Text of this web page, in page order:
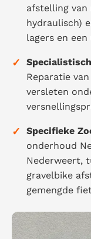
afstelling van
hydraulisch)
lagers en
✓
Reparatie
versleten
✓ Specifieke
onderhoud
Nederweert,
gravelbike
gemengde